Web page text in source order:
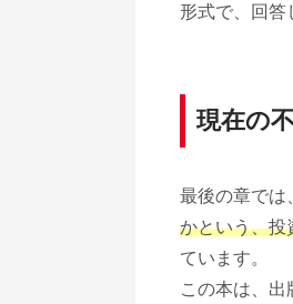
形式で、回答
現在の
最後の章では
かという、投
ています。
この本は、